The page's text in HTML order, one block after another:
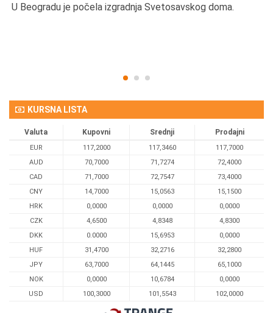
U Beogradu je počela izgradnja Svetosavskog doma.
KURSNA LISTA
Valuta Kupovni Srednji Prodajni
EUR 117,2000 117,3460
117,7000
AUD
70,7000 71,7274
72,4000
CAD
71,7000 72,7547
73,4000
CNY
14,7000 15,0563
15,1500
HRK
0,0000 0,0000
0,0000
CZK
4,6500 4,8348
4,8300
DKK
0.0000 15,6953
0,0000
HUF
31,4700 32,2716
32,2800
JPY
63,7000 64,1445
65,1000
NOK
0,0000 10,6784
0,0000
USD
100,3000 101,5543 102,0000